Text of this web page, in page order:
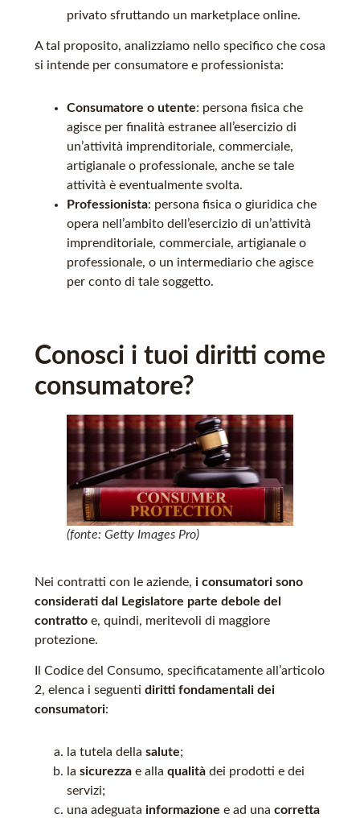
privato sfruttando un marketplace online.
A tal proposito, analizziamo nello specifico che cosa
si intende per consumatore e professionista:
Consumatore o utente: persona fisica che
agisce per finalità estranee all’esercizio di
un’attività imprenditoriale, commerciale,
artigianale o professionale, anche se tale
attività è eventualmente svolta.
Professionista: persona fisica o giuridica che
opera nell’ambito dell’esercizio di un’attività
imprenditoriale, commerciale, artigianale o
professionale, o un intermediario che agisce
per conto di tale soggetto.
Conosci i tuoi diritti come
consumatore?
(fonte: Getty Images Pro)
Nei contratti con le aziende, i consumatori sono
considerati dal Legislatore parte debole del
contrattoe, quindi, meritevoli di maggiore
protezione.
Il Codice del Consumo, specificatamente all’articolo
2, elenca i seguenti diritti fondamentali dei
consumatori:
la tutela della salute;
la sicurezzae alla qualitàdei prodotti e dei
servizi;
una adeguata informazione e ad una corretta